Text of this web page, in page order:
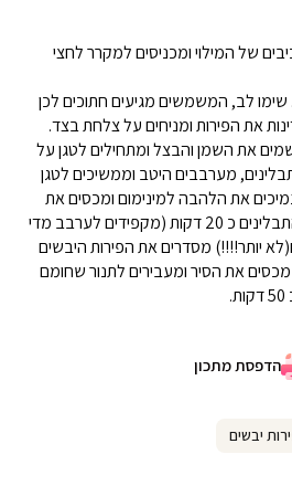
של המילוי ומכניסים למקרר לחצי
לב, המשמשים מגיעים חתוכים לכן
את הפירות ומניחים על צלחת בצד.
את השמן והבצל ומתחילים לטגן על
מערבבים היטב וממשיכים לטגן
כ 10 דקות. מנמיכים את הלהבה למינימום ומכסים את
הסיר. מאדים את הבצל עם התבלינים כ 20 דקות (מקפידים לערבב מדי
יותר!!!!) מסדרים את הפירות היבשים
את הסיר ומעבירים לתנור שחומם
הדפסת מתכון
יבשים